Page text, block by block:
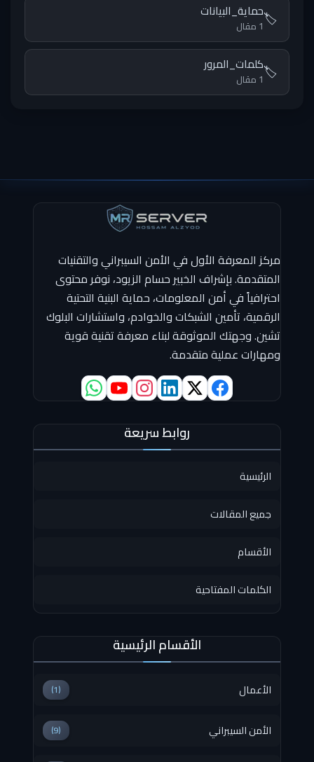
🏷️حماية_البيانات
1 مقال
🏷️كلمات_المرور
1 مقال
مركز المعرفة الأول في الأمن السيبراني والتقنيات
المتقدمة. بإشراف الخبير حسام الزيود، نوفر محتوى
احترافياً في أمن المعلومات، حماية البنية التحتية
الرقمية، تأمين الشبكات والخوادم، واستشارات البلوك
تشين. وجهتك الموثوقة لبناء معرفة تقنية قوية
ومهارات عملية متقدمة.
روابط سريعة
الرئيسية
جميع المقالات
الأقسام
الكلمات المفتاحية
الأقسام الرئيسية
الأعمال (1)
الأمن السيبراني (9)